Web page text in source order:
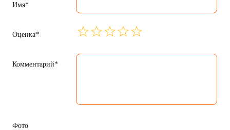
Имя*
Оценка*
Комментарий*
Фото